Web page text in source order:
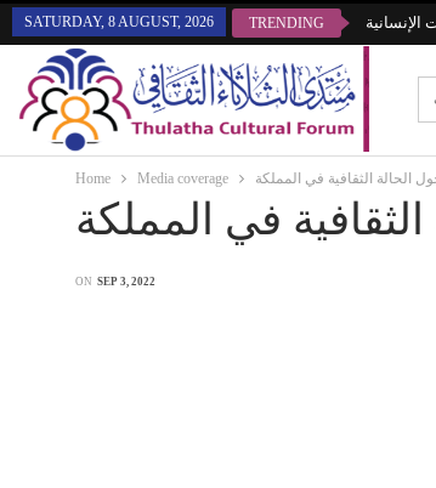
SATURDAY, 8 AUGUST, 2026 TRENDING الإنسانية
Home Media coverage الحالة الثقافية في المملكة
في المملكة
ON SEP 3, 2022